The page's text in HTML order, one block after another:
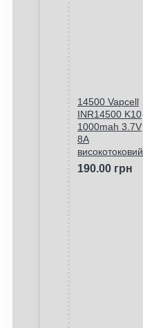
14500 Vapcell
INR14500 K10
1000mah 3.7V
8A
високотоковий
190.00 грн